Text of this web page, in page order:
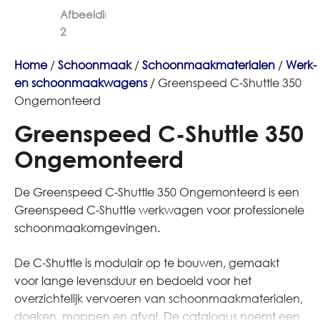
Home/Schoonmaak/Schoonmaakmaterialen /Werk-
en schoonmaakwagens / Greenspeed C-Shuttle 350
Ongemonteerd
Greenspeed C-Shuttle 350
Ongemonteerd
De Greenspeed C-Shuttle 350 Ongemonteerd is een
Greenspeed C-Shuttle werkwagen voor professionele
schoonmaakomgevingen.
De C-Shuttle is modulair op te bouwen, gemaakt
voor lange levensduur en bedoeld voor het
overzichtelijk vervoeren van schoonmaakmaterialen,
doeken, moppen en afval. De catalogus noemt een